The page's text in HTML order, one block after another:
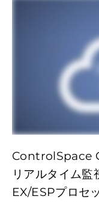
ControlSpace
リアルタイム監
EX/ESPプロセ